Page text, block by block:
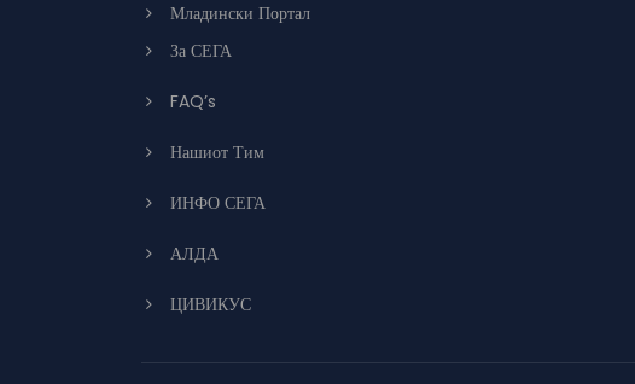
Младински Портал
За СЕГА
FAQ’s
Нашиот Тим
ИНФО СЕГА
АЛДА
ЦИВИКУС